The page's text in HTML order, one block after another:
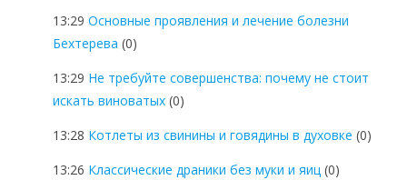
13:29 Основные проявления и лечение болезни
Бехтерева (0)
13:29 Не требуйте совершенства: почему не стоит
искать виноватых (0)
13:28 Котлеты из свинины и говядины в духовке (0)
13:26 Классические драники без муки и яиц (0)